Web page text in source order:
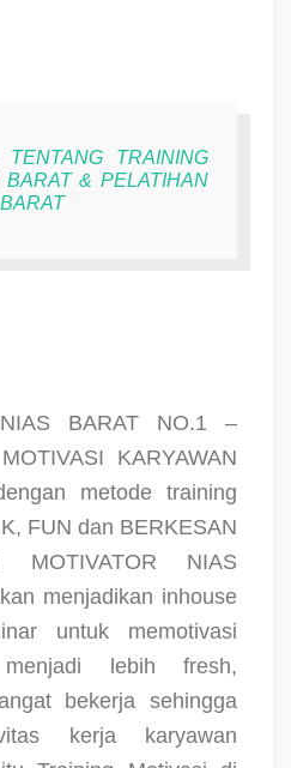
TENTANG TRAINING
BARAT & PELATIHAN
BARAT NO.1 –
KARYAWAN
metode training
FUN dan BERKESAN
MOTIVATOR NIAS
menjadikan inhouse
untuk memotivasi
lebih fresh,
bekerja sehingga
kerja karyawan